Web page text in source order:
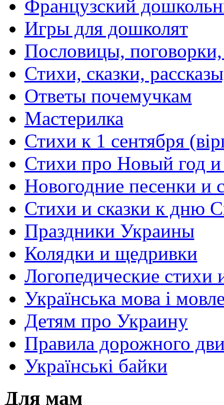
Французский
Игры для дошколят
Пословицы,
Стихи, сказки,
Ответы почемучкам
Мастерилка
Стихи к 1 сентября
Стихи про Новый год
Новогодние песенки и
Стихи и сказки к дню
Праздники Украины
Колядки и щедривки
Логопедические стихи
Українська мова і
Детям про Украину
Правила дорожного
Українські байки
Для мам